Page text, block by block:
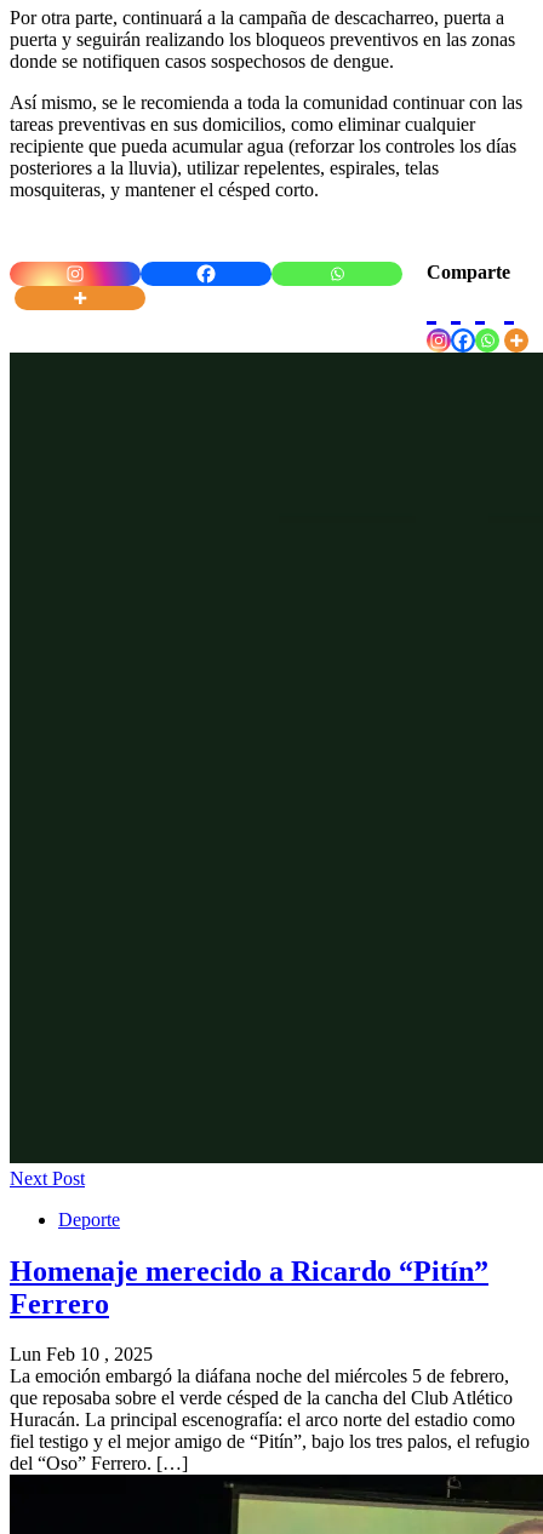
Por otra parte, continuará a la campaña de descacharreo, puerta a
puerta y seguirán realizando los bloqueos preventivos en las zonas
donde se notifiquen casos sospechosos de dengue.
Así mismo, se le recomienda a toda la comunidad continuar con las
tareas preventivas en sus domicilios, como eliminar cualquier
recipiente que pueda acumular agua (reforzar los controles los días
posteriores a la lluvia), utilizar repelentes, espirales, telas
mosquiteras, y mantener el césped corto.
Comparte
Next Post
Deporte
Homenaje merecido a Ricardo “Pitín”
Ferrero
Lun Feb 10 , 2025
La emoción embargó la diáfana noche del miércoles 5 de febrero,
que reposaba sobre el verde césped de la cancha del Club Atlético
Huracán. La principal escenografía: el arco norte del estadio como
fiel testigo y el mejor amigo de “Pitín”, bajo los tres palos, el refugio
del “Oso” Ferrero. […]